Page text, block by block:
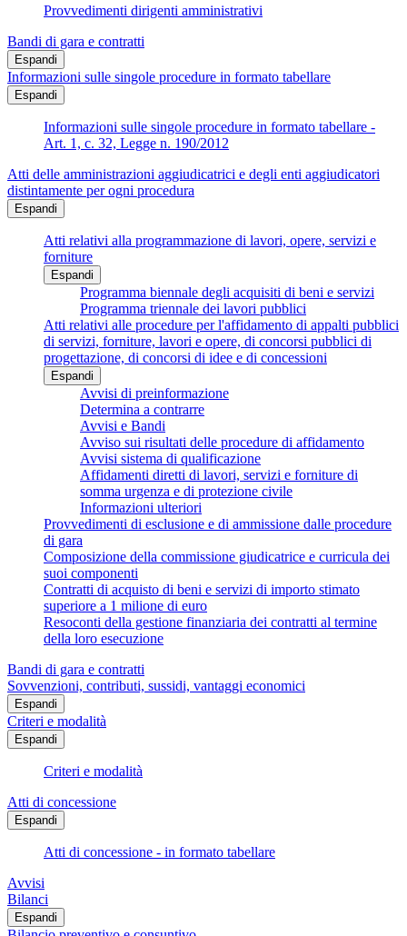
Provvedimenti dirigenti amministrativi
Bandi di gara e contratti
Espandi
Informazioni sulle singole procedure in formato tabellare
Espandi
Informazioni sulle singole procedure in formato tabellare -
Art. 1, c. 32, Legge n. 190/2012
Atti delle amministrazioni aggiudicatrici e degli enti aggiudicatori
distintamente per ogni procedura
Espandi
Atti relativi alla programmazione di lavori, opere, servizi e
forniture
Espandi
Programma biennale degli acquisiti di beni e servizi
Programma triennale dei lavori pubblici
Atti relativi alle procedure per l'affidamento di appalti pubblici
di servizi, forniture, lavori e opere, di concorsi pubblici di
progettazione, di concorsi di idee e di concessioni
Espandi
Avvisi di preinformazione
Determina a contrarre
Avvisi e Bandi
Avviso sui risultati delle procedure di affidamento
Avvisi sistema di qualificazione
Affidamenti diretti di lavori, servizi e forniture di
somma urgenza e di protezione civile
Informazioni ulteriori
Provvedimenti di esclusione e di ammissione dalle procedure
di gara
Composizione della commissione giudicatrice e curricula dei
suoi componenti
Contratti di acquisto di beni e servizi di importo stimato
superiore a 1 milione di euro
Resoconti della gestione finanziaria dei contratti al termine
della loro esecuzione
Bandi di gara e contratti
Sovvenzioni, contributi, sussidi, vantaggi economici
Espandi
Criteri e modalità
Espandi
Criteri e modalità
Atti di concessione
Espandi
Atti di concessione - in formato tabellare
Avvisi
Bilanci
Espandi